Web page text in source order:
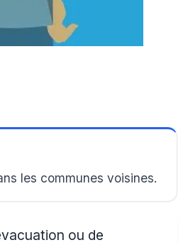
les communes voisines.
ou de